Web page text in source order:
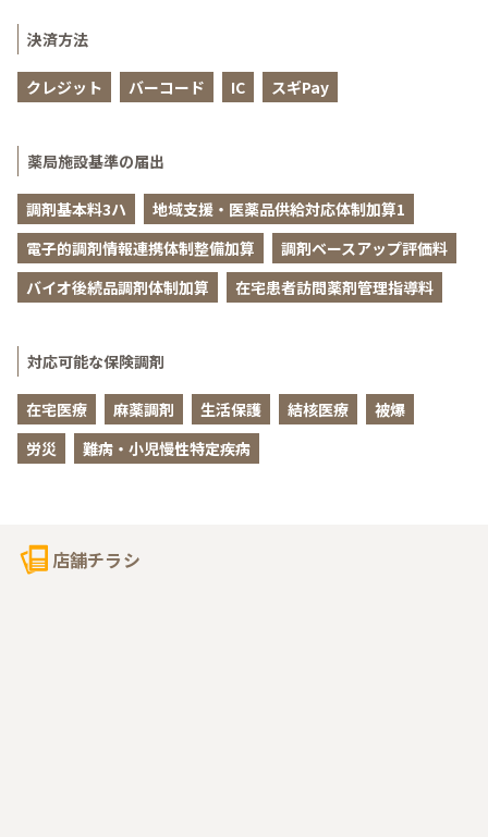
決済方法
クレジット バーコード IC スギPay
薬局施設基準の届出
調剤基本料3ハ
地域支援・医薬品供給対応体制加算1
電子的調剤情報連携体制整備加算
調剤ベースアップ評価料
バイオ後続品調剤体制加算
在宅患者訪問薬剤管理指導料
対応可能な保険調剤
在宅医療 麻薬調剤 生活保護 結核医療
被爆
労災
難病・小児慢性特定疾病
店舗チラシ